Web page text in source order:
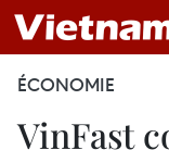
ÉCONOMIE
VinFast